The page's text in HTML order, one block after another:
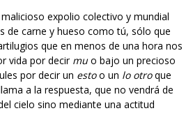
expolio colectivo y mundial
de carne y hueso como tú, sólo que
que en menos de una hora nos
vida por decir muo bajo un precioso
por decir un estoo un lo otroque
a la respuesta, que no vendrá de
cielo sino mediante una actitud